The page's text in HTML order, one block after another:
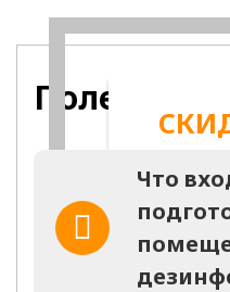
в день
Полезная
Что